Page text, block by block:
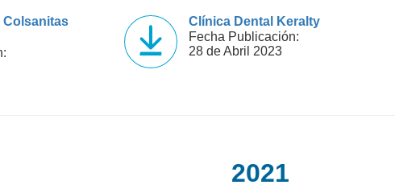
Colsanitas
Clínica Dental Keralty
Fecha Publicación:
28 de Abril 2023
2021